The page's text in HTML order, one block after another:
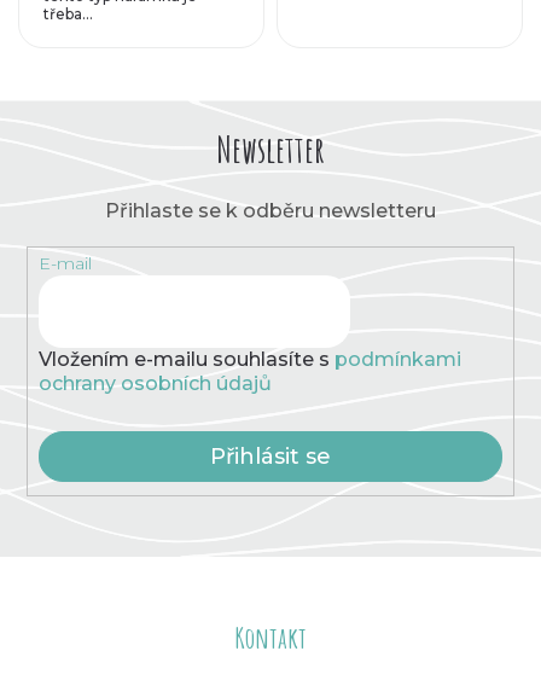
třeba...
Newsletter
Přihlaste se k odběru newsletteru
E-mail
Vložením e-mailu souhlasíte s podmínkami
ochrany osobních údajů
Přihlásit se
Kontakt